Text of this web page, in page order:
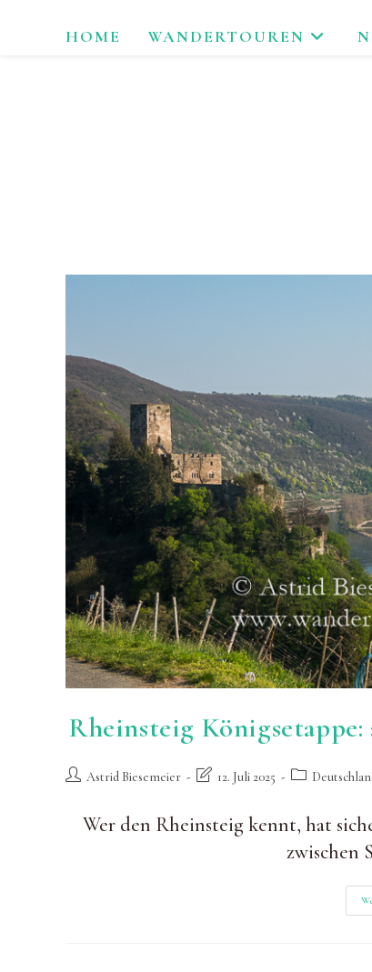
HOME WANDERTOUREN
Rheinsteig
Beitrags-Astrid Biesemeier
Beitrag
am:
12. Juli 2025
Beitrags-
Wer den Rheinsteig kennt, hat
zwischen